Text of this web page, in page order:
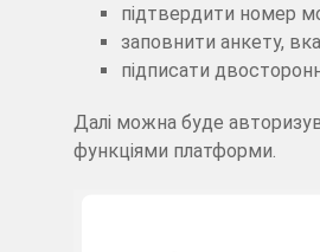
підтвердити номер
заповнити анкету,
підписати
Далі можна буде
функціями платформи.